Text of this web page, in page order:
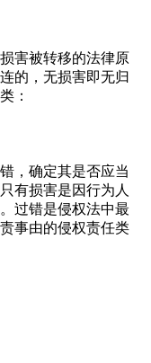
害被转移的法律原
的，无损害即无归
：
，确定其是否应当
有损害是因行为人
过错是侵权法中最
事由的侵权责任类